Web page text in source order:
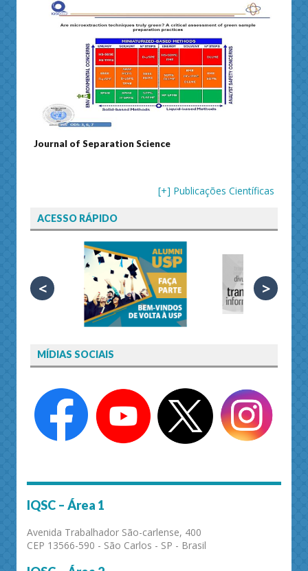
Journal of Separation Science
[+] Publicações Científicas
ACESSO RÁPIDO
< >
MÍDIAS SOCIAIS
IQSC – Área 1
Avenida Trabalhador São-carlense, 400
CEP 13566-590 - São Carlos - SP - Brasil